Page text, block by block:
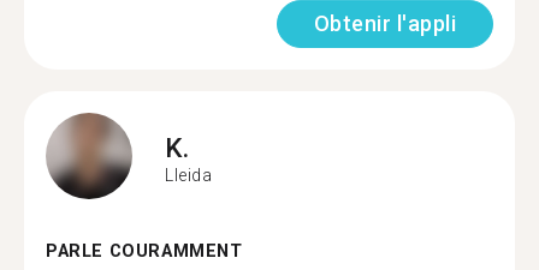
Obtenir l'appli
K.
Lleida
PARLE COURAMMENT